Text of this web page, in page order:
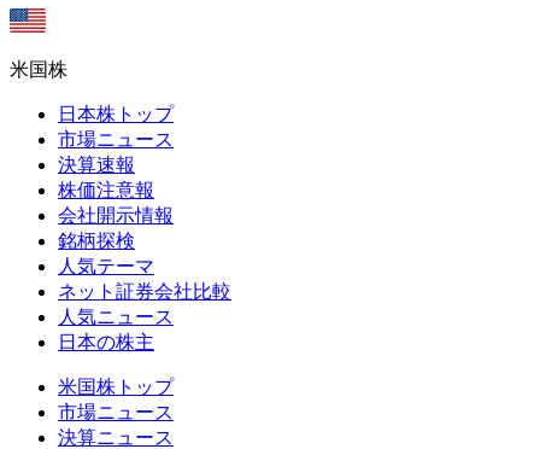
米国株
日本株トップ
市場ニュース
決算速報
株価注意報
会社開示情報
銘柄探検
人気テーマ
ネット証券会社比較
人気ニュース
日本の株主
米国株トップ
市場ニュース
決算ニュース